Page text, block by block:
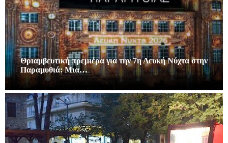
Θριαμβευτική πρεμιέρα για την 7η Λευκή Νύχτα στην
Παραμυθιά: Μια…